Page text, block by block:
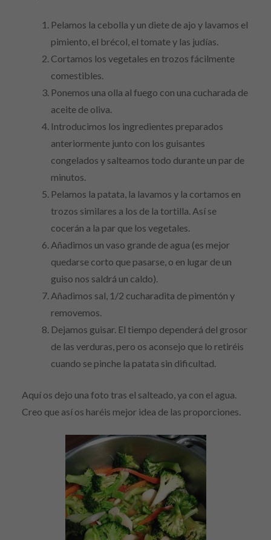
Pelamos la cebolla y un diete de ajo y lavamos el
pimiento, el brécol, el tomate y las judías.
Cortamos los vegetales en trozos fácilmente
comestibles.
Ponemos una olla al fuego con una cucharada de
aceite de oliva.
Introducimos los ingredientes preparados
anteriormente junto con los guisantes
congelados y salteamos todo durante un par de
minutos.
Pelamos la patata, la lavamos y la cortamos en
trozos similares a los de la tortilla. Así se
cocerán a la par que los vegetales.
Añadimos un vaso grande de agua (es mejor
quedarse corto que pasarse, o en lugar de un
guiso nos saldrá un caldo).
Añadimos sal, 1/2 cucharadita de pimentón y
removemos.
Dejamos guisar. El tiempo dependerá del grosor
de las verduras, pero os aconsejo que lo retiréis
cuando se pinche la patata sin dificultad.
Aquí os dejo una foto tras el salteado, ya con el agua.
Creo que así os haréis mejor idea de las proporciones.